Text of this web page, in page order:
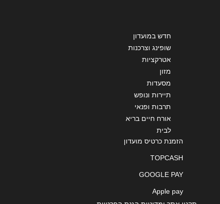
חדש במועדון
שופינג וצרכנות
אטרקציות
מזון
מסעדות
תיירות ונופש
תרבות ופנאי
אורח חיים בריא
לבית
הזמנת כרטיס מועדון
TOPCASH
GOOGLE PAY
Apple pay